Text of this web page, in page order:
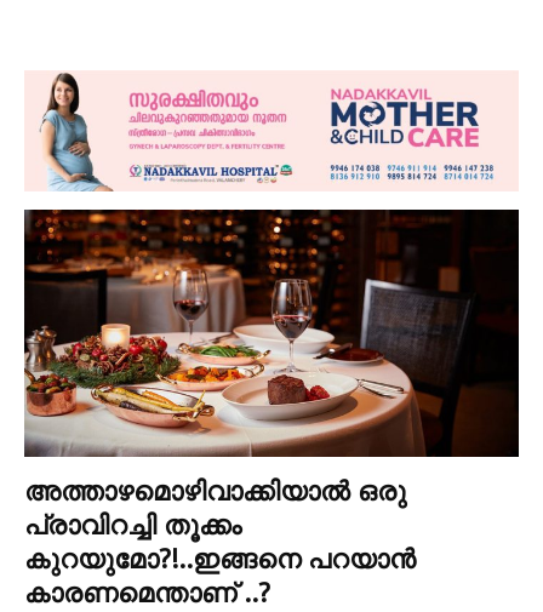
അത്താഴമൊഴിവാക്കിയാൽ ഒരു
പ്രാവിറച്ചി തൂക്കം
കുറയുമോ?!..ഇങ്ങനെ പറയാൻ
കാരണമെന്താണ് ..?